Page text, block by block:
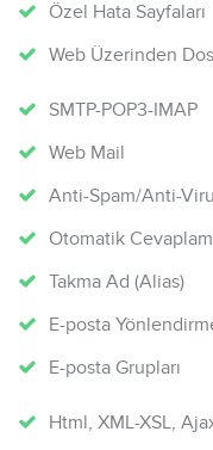
Özel Hata Sayfaları
Web Üzerinden
SMTP-POP3-IMAP
Web Mail
Anti-Spam/Anti-
Otomatik
Takma Ad (Alias)
E-posta
E-posta Grupları
Html, XML-XSL,